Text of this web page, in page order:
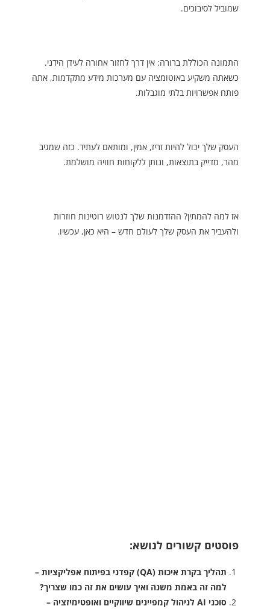
שמוביל לסיבוכים.
התמונה הכוללת ברורה: אין דרך לחזור אחורה לעידן הידני.
כשאתה משקיע באוטומציה עם מערכות מידע מתקדמות, אתה
פותח אפשרויות בלתי מוגבלות.
העסק שלך יכול להיות זריז, אמין, ומותאם לעתיד. כזה שמגיב
מהר, מדייק בתוצאות, ונותן ללקוחות חוויה מושלמת.
אז למה להמתין? ההזדמנות שלך לנטוש רוטינות חוזרות
ולהעביר את העסק שלך לעולם חדש – היא כאן, עכשיו.
פוסטים קשורים לנושא:
תהליך בקרת איכות (QA) קפדני בפיתוח אפליקציות –
למה זה באמת משנה ואיך עושים את זה כמו שצריך?
סוכני AI לניהול קמפיינים שיווקיים ואופטימיזציה –